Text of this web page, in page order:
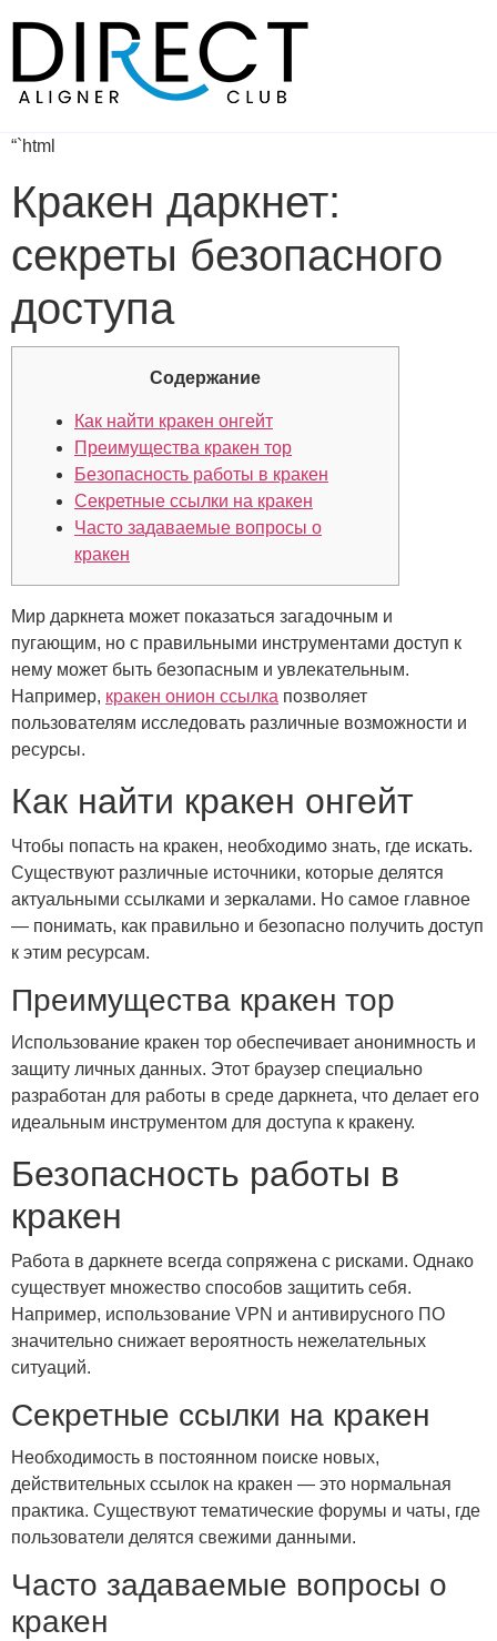
content
“`html
Кракен даркнет:
секреты безопасного
доступа
Содержание
Как найти кракен онгейт
Преимущества кракен тор
Безопасность работы в кракен
Секретные ссылки на кракен
Часто задаваемые вопросы о
кракен
Мир даркнета может показаться загадочным и
пугающим, но с правильными инструментами доступ к
нему может быть безопасным и увлекательным.
Например, кракен онион ссылка позволяет
пользователям исследовать различные возможности и
ресурсы.
Как найти кракен онгейт
Чтобы попасть на кракен, необходимо знать, где искать.
Существуют различные источники, которые делятся
актуальными ссылками и зеркалами. Но самое главное
— понимать, как правильно и безопасно получить доступ
к этим ресурсам.
Преимущества кракен тор
Использование кракен тор обеспечивает анонимность и
защиту личных данных. Этот браузер специально
разработан для работы в среде даркнета, что делает его
идеальным инструментом для доступа к кракену.
Безопасность работы в
кракен
Работа в даркнете всегда сопряжена с рисками. Однако
существует множество способов защитить себя.
Например, использование VPN и антивирусного ПО
значительно снижает вероятность нежелательных
ситуаций.
Секретные ссылки на кракен
Необходимость в постоянном поиске новых,
действительных ссылок на кракен — это нормальная
практика. Существуют тематические форумы и чаты, где
пользователи делятся свежими данными.
Часто задаваемые вопросы о
кракен